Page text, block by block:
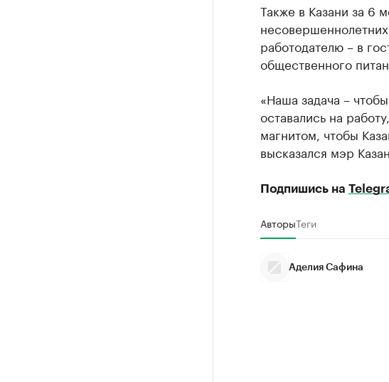
Также в Казани за 6
работодателю – в
общественного
«Наша задача –
оставались на
магнитом, чтобы
высказался мэр
Подпишись на
АвторыТеги
Аделия Сафина